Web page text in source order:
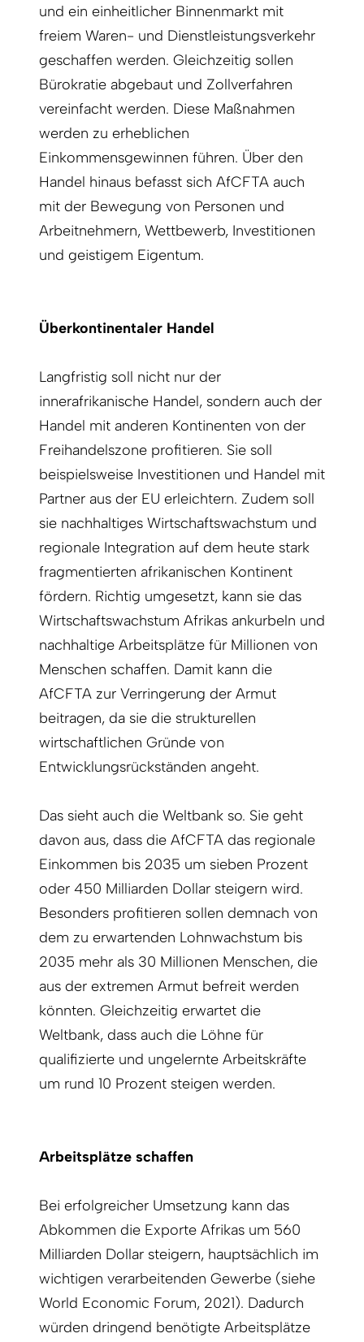
und ein einheitlicher Binnenmarkt mit
freiem Waren- und Dienstleistungsverkehr
geschaffen werden. Gleichzeitig sollen
Bürokratie abgebaut und Zollverfahren
vereinfacht werden. Diese Maßnahmen
werden zu erheblichen
Einkommensgewinnen führen. Über den
Handel hinaus befasst sich AfCFTA auch
mit der Bewegung von Personen und
Arbeitnehmern, Wettbewerb, Investitionen
und geistigem Eigentum.
Überkontinentaler Handel
Langfristig soll nicht nur der
innerafrikanische Handel, sondern auch der
Handel mit anderen Kontinenten von der
Freihandelszone profitieren. Sie soll
beispielsweise Investitionen und Handel mit
Partner aus der EU erleichtern. Zudem soll
sie nachhaltiges Wirtschaftswachstum und
regionale Integration auf dem heute stark
fragmentierten afrikanischen Kontinent
fördern. Richtig umgesetzt, kann sie das
Wirtschaftswachstum Afrikas ankurbeln und
nachhaltige Arbeitsplätze für Millionen von
Menschen schaffen. Damit kann die
AfCFTA zur Verringerung der Armut
beitragen, da sie die strukturellen
wirtschaftlichen Gründe von
Entwicklungsrückständen angeht.
Das sieht auch die Weltbank so. Sie geht
davon aus, dass die AfCFTA das regionale
Einkommen bis 2035 um sieben Prozent
oder 450 Milliarden Dollar steigern wird.
Besonders profitieren sollen demnach von
dem zu erwartenden Lohnwachstum bis
2035 mehr als 30 Millionen Menschen, die
aus der extremen Armut befreit werden
könnten. Gleichzeitig erwartet die
Weltbank, dass auch die Löhne für
qualifizierte und ungelernte Arbeitskräfte
um rund 10 Prozent steigen werden.
Arbeitsplätze schaffen
Bei erfolgreicher Umsetzung kann das
Abkommen die Exporte Afrikas um 560
Milliarden Dollar steigern, hauptsächlich im
wichtigen verarbeitenden Gewerbe (siehe
World Economic Forum, 2021). Dadurch
würden dringend benötigte Arbeitsplätze